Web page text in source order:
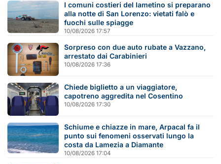
I comuni costieri del lametino si preparano
alla notte di San Lorenzo: vietati falò e
fuochi sulle spiagge
10/08/2026 17:57
Sorpreso con due auto rubate a Vazzano,
arrestato dai Carabinieri
10/08/2026 17:36
Chiede biglietto a un viaggiatore,
capotreno aggredita nel Cosentino
10/08/2026 17:30
Schiume e chiazze in mare, Arpacal fa il
punto sui fenomeni osservati lungo la
costa da Lamezia a Diamante
10/08/2026 17:04